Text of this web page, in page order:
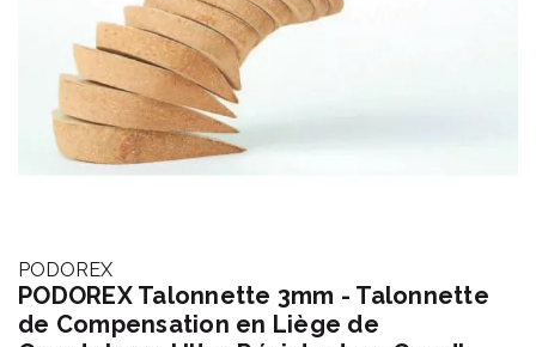
PODOREX
PODOREX Talonnette 3mm - Talonnette
de Compensation en Liège de